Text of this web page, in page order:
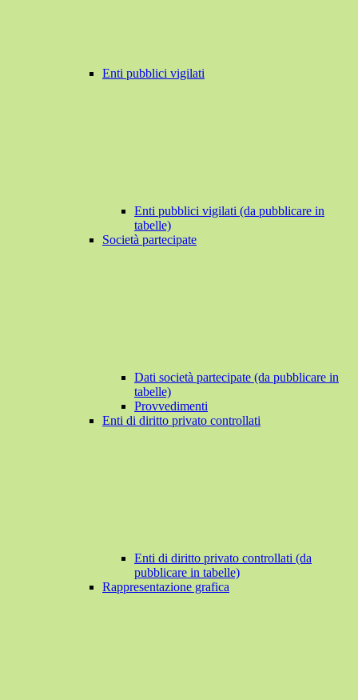
Enti pubblici vigilati
Enti pubblici vigilati (da pubblicare in
tabelle)
Società partecipate
Dati società partecipate (da pubblicare in
tabelle)
Provvedimenti
Enti di diritto privato controllati
Enti di diritto privato controllati (da
pubblicare in tabelle)
Rappresentazione grafica